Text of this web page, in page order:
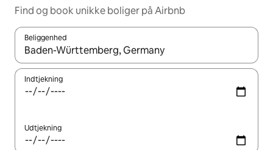
Find og book unikke boliger på Airbnb
Beliggenhed
Når resultaterne er tilgængelige, skal du navigere med
Indtjekning
Udtjekning